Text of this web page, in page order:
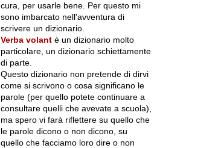
cura, per usarle bene. Per questo mi
sono imbarcato nell'avventura di
scrivere un dizionario.
Verba volantè un dizionario molto
particolare, un dizionario schiettamente
di parte.
Questo dizionario non pretende di dirvi
come si scrivono o cosa significano le
parole (per quello potete continuare a
consultare quelli che avevate a scuola),
ma spero vi farà riflettere su quello che
le parole dicono o non dicono, su
quello che facciamo loro dire o non